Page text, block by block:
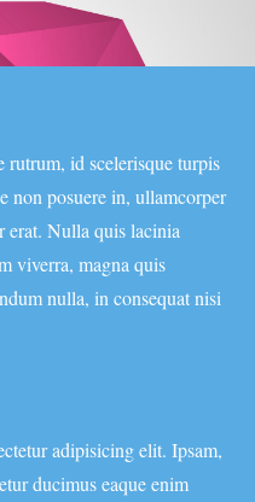
rutrum, id scelerisque turpis
non posuere in, ullamcorper
erat. Nulla quis lacinia
viverra, magna quis
nulla, in consequat nisi
adipisicing elit. Ipsam,
ducimus eaque enim